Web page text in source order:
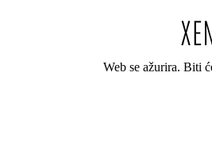
Web se ažurira. Biti